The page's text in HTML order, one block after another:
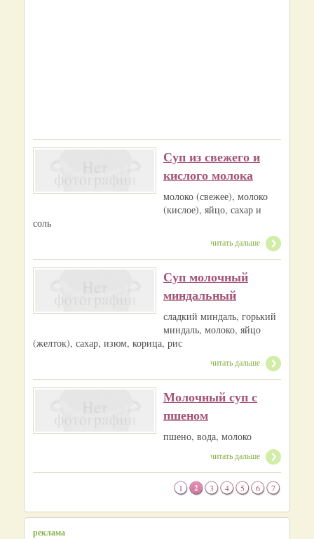
Суп из свежего и
кислого молока
молоко (свежее), молоко
(кислое), яйцо, сахар и
соль
читать дальше
Суп молочный
миндальный
сладкий миндаль, горький
миндаль, молоко, яйцо
(желток), сахар, изюм, корица, рис
читать дальше
Молочный суп с
пшеном
пшено, вода, молоко
читать дальше
1 2 3 4 5 6 7
реклама